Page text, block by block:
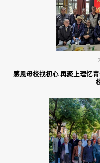
感恩母校找初心 再聚上理忆